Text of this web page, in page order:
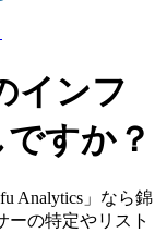
インフ
すか？
Analytics」なら錦
ーの特定やリスト